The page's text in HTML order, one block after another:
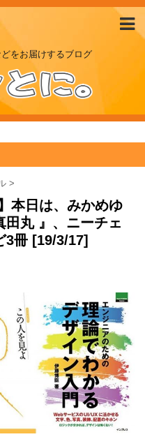
をお届けするブログ
>
本日は、みかめゆ
田丸 』、ニーチェ
3冊 [19/3/17]